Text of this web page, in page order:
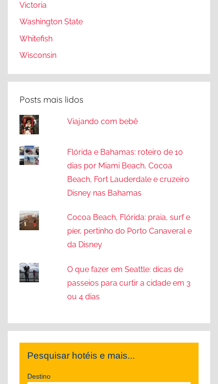
s
h
Victoria
Washington State
Whitefish
Wisconsin
Posts mais lidos
Viajando com bebê
Flórida e Bahamas: roteiro de 10
dias por Miami Beach, Cocoa
Beach, Fort Lauderdale e cruzeiro
Disney nas Bahamas
Cocoa Beach, Flórida: praia, surf e
píer, pertinho do Porto Canaveral e
da Disney
O que fazer em Seattle: dicas de
passeios para curtir a cidade em 3
ou 4 dias
Pesquisar hotéis e mais...
Destino